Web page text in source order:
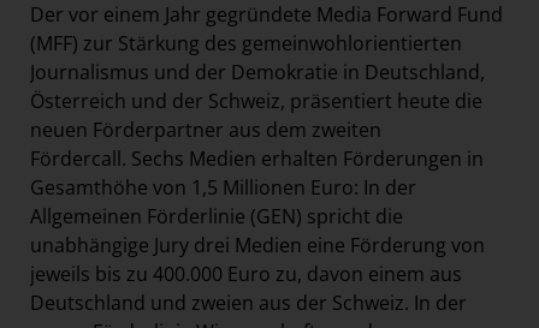
MEDIA
KONTAKT
Der vor einem Jahr gegründete Media Forward Fund
(MFF) zur Stärkung des gemeinwohlorientierten
Journalismus und der Demokratie in Deutschland,
Österreich und der Schweiz, präsentiert heute die
neuen Förderpartner aus dem zweiten
Fördercall. Sechs Medien erhalten Förderungen in
Gesamthöhe von 1,5 Millionen Euro: In der
Allgemeinen Förderlinie (GEN) spricht die
unabhängige Jury drei Medien eine Förderung von
jeweils bis zu 400.000 Euro zu, davon einem aus
Deutschland und zweien aus der Schweiz. In der